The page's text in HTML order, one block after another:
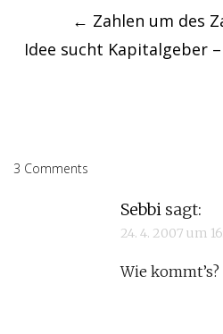
navigation
← Zahlen um des
Idee sucht Kapitalgeber
3 Comments
Sebbi sagt:
24. 4. 2007 um
Wie kommt’s?